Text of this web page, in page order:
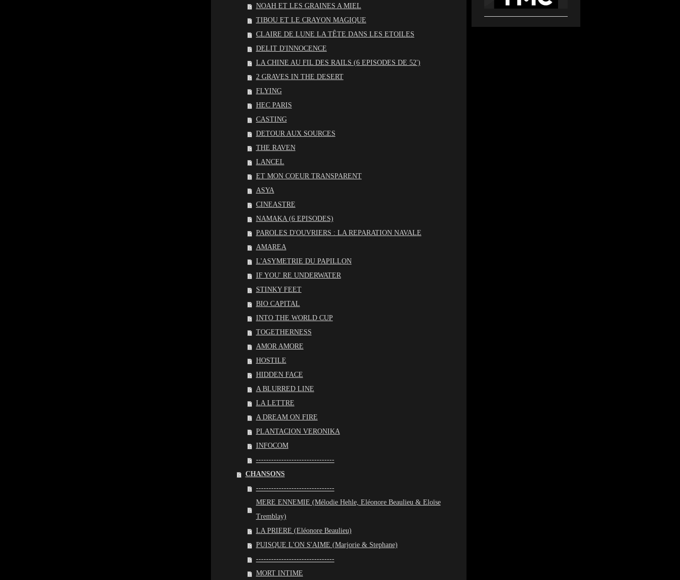
NOAH ET LES GRAINES A MIEL
TIBOU ET LE CRAYON MAGIQUE
CLAIRE DE LUNE LA TÊTE DANS LES ETOILES
DELIT D'INNOCENCE
LA CHINE AU FIL DES RAILS (6 EPISODES DE 52')
2 GRAVES IN THE DESERT
FLYING
HEC PARIS
CASTING
DETOUR AUX SOURCES
THE RAVEN
LANCEL
ET MON COEUR TRANSPARENT
ASYA
CINEASTRE
NAMAKA (6 EPISODES)
PAROLES D'OUVRIERS : LA REPARATION NAVALE
AMAREA
L'ASYMETRIE DU PAPILLON
IF YOU' RE UNDERWATER
STINKY FEET
BIO CAPITAL
INTO THE WORLD CUP
TOGETHERNESS
AMOR AMORE
HOSTILE
HIDDEN FACE
A BLURRED LINE
LA LETTRE
A DREAM ON FIRE
PLANTACION VERONIKA
INFOCOM
-------------------------------
CHANSONS
-------------------------------
MERE ENNEMIE (Mélodie Hehle, Eléonore Beaulieu & Eloïse
Tremblay)
LA PRIERE (Eléonore Beaulieu)
PUISQUE L'ON S'AIME (Marjorie & Stephane)
-------------------------------
MORT INTIME